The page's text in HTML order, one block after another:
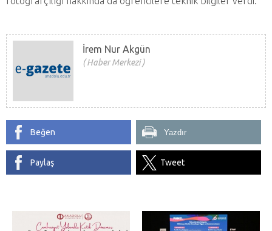
İrem Nur Akgün
Haber Merkezi
Beğen Yazdır
Paylaş Tweet